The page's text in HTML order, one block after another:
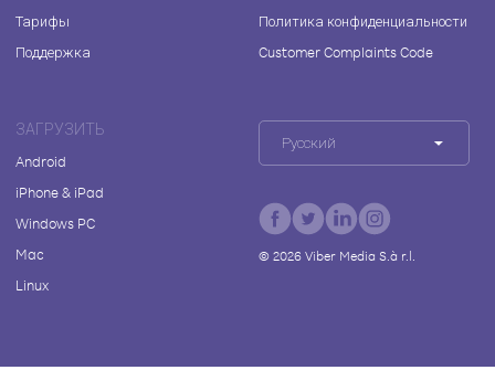
Тарифы
Поддержка
Политика конфиденциальности
Customer Complaints Code
ЗАГРУЗИТЬ
Android
iPhone & iPad
Windows PC
Mac
Linux
Русский
© 2026Viber Media S.à r.l.